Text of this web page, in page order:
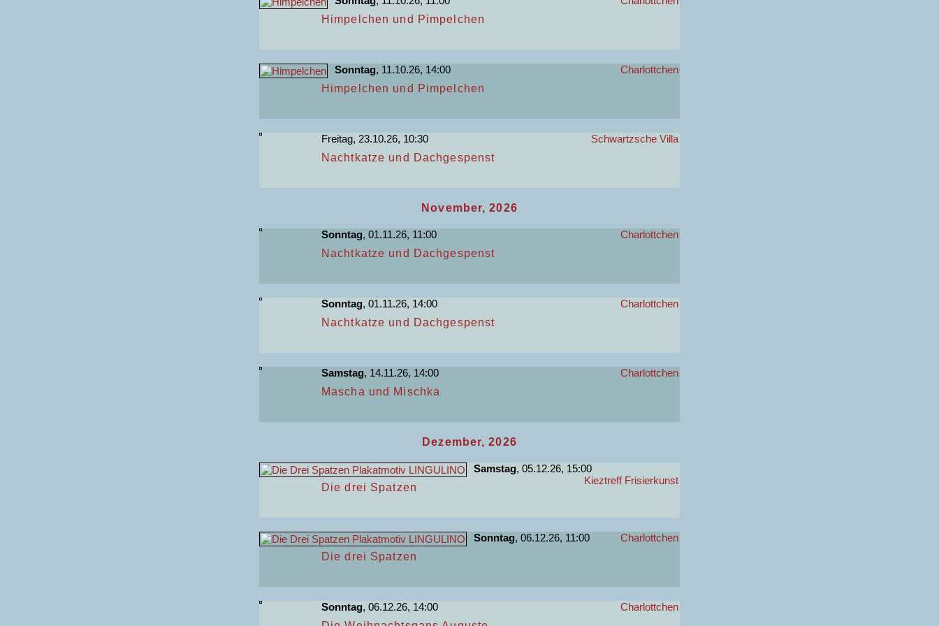
Himpelchen und Pimpelchen
Sonntag, 11.10.26, 14:00
Charlottchen
Himpelchen und Pimpelchen
Freitag, 23.10.26, 10:30
Schwartzsche Villa
Nachtkatze und Dachgespenst
November, 2026
Sonntag, 01.11.26, 11:00
Charlottchen
Nachtkatze und Dachgespenst
Sonntag, 01.11.26, 14:00
Charlottchen
Nachtkatze und Dachgespenst
Samstag, 14.11.26, 14:00
Charlottchen
Mascha und Mischka
Dezember, 2026
Samstag, 05.12.26, 15:00
Kieztreff Frisierkunst
Die drei Spatzen
Sonntag, 06.12.26, 11:00
Charlottchen
Die drei Spatzen
Sonntag, 06.12.26, 14:00
Charlottchen